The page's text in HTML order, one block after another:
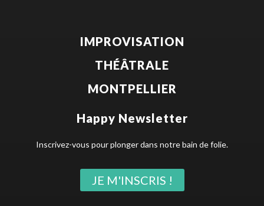
IMPROVISATION
THÉÂTRALE
MONTPELLIER
Happy Newsletter
Inscrivez-vous pour plonger dans notre bain de folie.
JE M'INSCRIS !